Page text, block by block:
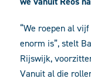
“We roepen al
enorm is”, stelt
Rijswijk,
Vanuit al die